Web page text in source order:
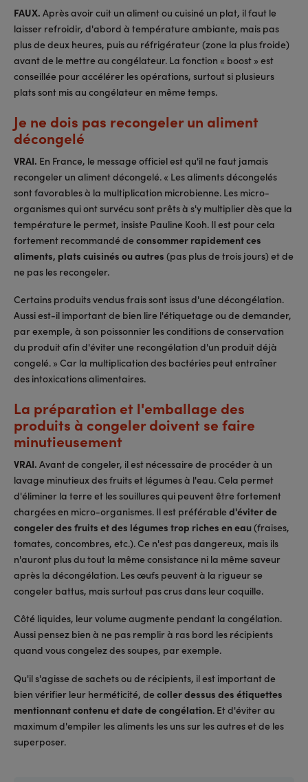
FAUX. Après avoir cuit un aliment ou cuisiné un plat, il faut le
laisser refroidir, d'abord à température ambiante, mais pas
plus de deux heures, puis au réfrigérateur (zone la plus froide)
avant de le mettre au congélateur. La fonction « boost » est
conseillée pour accélérer les opérations, surtout si plusieurs
plats sont mis au congélateur en même temps.
Je ne dois pas recongeler un aliment
décongelé
VRAI. En France, le message officiel est qu'il ne faut jamais
recongeler un aliment décongelé. « Les aliments décongelés
sont favorables à la multiplication microbienne. Les micro-
organismes qui ont survécu sont prêts à s'y multiplier dès que la
température le permet, insiste Pauline Kooh. Il est pour cela
fortement recommandé deconsommer rapidement ces
aliments, plats cuisinés ou autres (pas plus de trois jours) et de
ne pas les recongeler.
Certains produits vendus frais sont issus d'une décongélation.
Aussi est-il important de bien lire l'étiquetage ou de demander,
par exemple, à son poissonnier les conditions de conservation
du produit afin d'éviter une recongélation d'un produit déjà
congelé. » Car la multiplication des bactéries peut entraîner
des intoxications alimentaires.
La préparation et l'emballage des
produits à congeler doivent se faire
minutieusement
VRAI. Avant de congeler, il est nécessaire de procéder à un
lavage minutieux des fruits et légumes à l'eau. Cela permet
d'éliminer la terre et les souillures qui peuvent être fortement
chargées en micro-organismes. Il est préférabled'éviter de
congeler des fruits et des légumes trop riches en eau(fraises,
tomates, concombres, etc.). Ce n'est pas dangereux, mais ils
n'auront plus du tout la même consistance ni la même saveur
après la décongélation. Les œufs peuvent à la rigueur se
congeler battus, mais surtout pas crus dans leur coquille.
Côté liquides, leur volume augmente pendant la congélation.
Aussi pensez bien à ne pas remplir à ras bord les récipients
quand vous congelez des soupes, par exemple.
Qu'il s'agisse de sachets ou de récipients, il est important de
bien vérifier leur herméticité, decoller dessus des étiquettes
mentionnant contenu et date de congélation. Et d'éviter au
maximum d'empiler les aliments les uns sur les autres et de les
superposer.